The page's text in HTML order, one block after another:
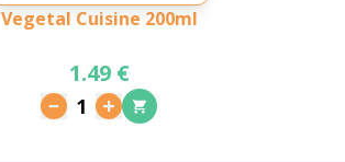
Vegetal Cuisine 200ml
1.49 €
1